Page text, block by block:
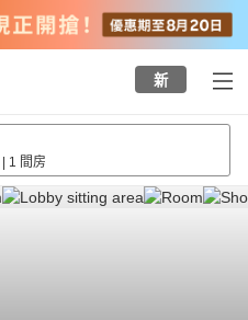
新
| 1 間房